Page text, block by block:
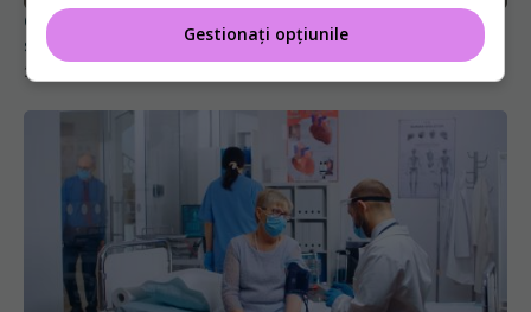
sunt pacienții cei mai vulnerabili
28 iun 2026, 14:14
Gestionați opțiunile